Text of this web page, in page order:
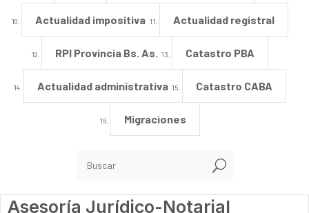
Actualidad impositiva Actualidad registral
RPI Provincia Bs. As. Catastro PBA
Actualidad administrativa Catastro CABA
Migraciones
U
Asesoría Jurídico-Notarial